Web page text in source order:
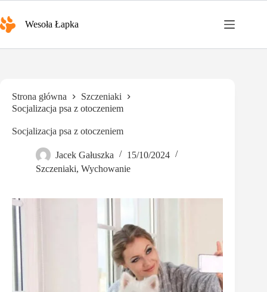
do
treści
Wesoła Łapka
Strona główna
Szczeniaki
Socjalizacja psa z otoczeniem
Socjalizacja psa z otoczeniem
Jacek Gałuszka
15/10/2024
Szczeniaki, Wychowanie